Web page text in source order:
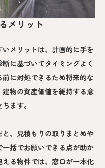
メリット
メリットは、計画的に手を
に基づいてタイミングよく
に対処できるため将来的な
物の資産価値を維持する意
ます。
、見積もりの取りまとめや
括でお願いできる点が助か
える物件では、窓口が一本化